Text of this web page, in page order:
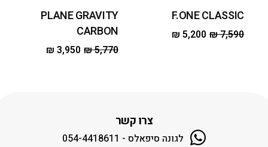
F.ONE CLASSIC
₪7,590
₪ 5,200
PLANE GRAVITY
CARBON
₪5,770
₪ 3,950
צרו קשר
לגונה סיפאלס - 054-4418611